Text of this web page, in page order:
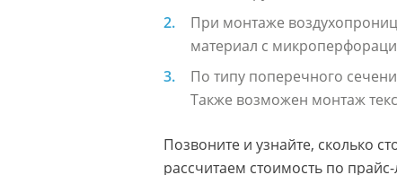
При монтаже
материал с
По типу поперечного
Также возможен монтаж
Позвоните и узнайте, сколько
рассчитаем стоимость по